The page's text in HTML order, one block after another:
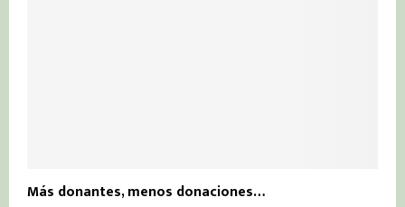
Más donantes, menos donaciones…